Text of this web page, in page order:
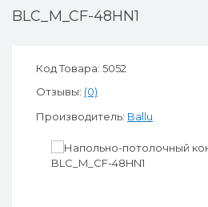
BLC_M_CF-48HN1
Код Товара: 5052
Отзывы: (0)
Производитель: Ballu